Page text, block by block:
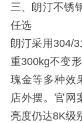
三、朗汀不锈
任选
朗汀采用304/
重300kg不变
瑰金等多种效
店外摆。官网
亮度仍达8K级